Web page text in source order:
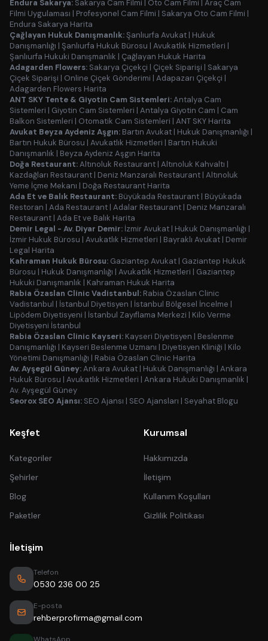
Endura Sakarya: Sakarya Cam Filmi | Oto Cam Filmi | Araç Cam
Filmi Uygulaması | Profesyonel Cam Filmi | Sakarya Oto Cam Filmi |
Endura Sakarya Harita
Çağlayan Hukuk Danışmanlık:Şanlıurfa Avukat | Hukuk
Danışmanlığı | Şanlıurfa Hukuk Bürosu | Avukatlık Hizmetleri |
Şanlıurfa Hukuki Danışmanlık | Çağlayan Hukuk Harita
Adagarden Flowers: Sakarya Çiçekçi | Çiçek Siparişi | Sakarya
Çiçek Siparişi | Online Çiçek Gönderimi | Adapazarı Çiçekçi |
Adagarden Flowers Harita
ANT SKY Tente & Giyotin Cam Sistemleri:Antalya Cam
Sistemleri | Giyotin Cam Sistemleri | Antalya Giyotin Cam | Cam
Balkon Sistemleri | Otomatik Cam Sistemleri | ANT SKY Harita
Avukat Beyza Aydeniz Aşgın: Bartın Avukat | Hukuk Danışmanlığı |
Bartın Hukuk Bürosu | Avukatlık Hizmetleri | Bartın Hukuki
Danışmanlık | Beyza Aydeniz Aşgın Harita
Doğa Restaurant:Altınoluk Restaurant | Altınoluk Kahvaltı |
Kazdağları Restaurant | Deniz Manzaralı Restaurant | Altınoluk
Yeme İçme Mekanı | Doğa Restaurant Harita
Ada Et ve Balık Restaurant: Büyükada Restaurant | Büyükada
Restoran | Ada Restaurant | Adalar Restaurant | Deniz Manzaralı
Restaurant | Ada Et ve Balık Harita
Demir Legal - Av. Diyar Demir: İzmir Avukat | Hukuk Danışmanlığı |
İzmir Hukuk Bürosu | Avukatlık Hizmetleri | Bayraklı Avukat | Demir
Legal Harita
Kahraman Hukuk Bürosu: Gaziantep Avukat | Gaziantep Hukuk
Bürosu | Hukuk Danışmanlığı | Avukatlık Hizmetleri | Gaziantep
Hukuki Danışmanlık | Kahraman Hukuk Harita
Rabia Özaslan Clinic Vadistanbul: Rabia Özaslan Clinic
Vadistanbul | İstanbul Diyetisyen | İstanbul Bölgesel İncelme |
Lipödem Diyetisyeni | İstanbul Zayıflama Merkezi | Kilo Verme
Diyetisyeni İstanbul
Rabia Özaslan Clinic Kayseri: Kayseri Diyetisyen | Beslenme
Danışmanlığı | Kayseri Beslenme Uzmanı | Diyetisyen Kliniği | Kilo
Yönetimi Danışmanlığı | Rabia Özaslan Clinic Harita
Av. Ayşegül Güney:Ankara Avukat | Hukuk Danışmanlığı | Ankara
Hukuk Bürosu | Avukatlık Hizmetleri | Ankara Hukuki Danışmanlık |
Av. Ayşegül Güney
Seorox SEO Ajansı: SEO Ajansı | SEO Ajansları | Seyahat Blogu
Keşfet
Kategoriler
Şehirler
Blog
Paketler
Kurumsal
Hakkımızda
İletişim
Kullanım Koşulları
Gizlilik Politikası
İletişim
Telefon
0530 236 00 25
E-posta
rehberprofirma@gmail.com